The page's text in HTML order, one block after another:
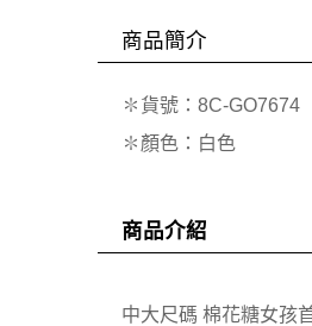
商品簡介
✽貨號：8C-GO7674
✽顏色：白色
商品介紹
中大尺碼 棉花糖女孩